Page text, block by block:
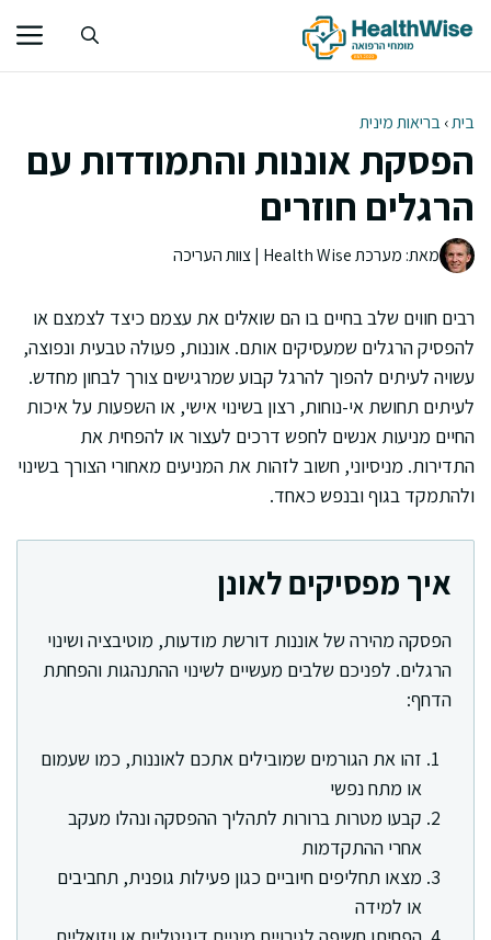
לתוכן
בית›בריאות מינית
הפסקת אוננות והתמודדות עם
הרגלים חוזרים
מאת: מערכת Health Wise | צוות העריכה
רבים חווים שלב בחיים בו הם שואלים את עצמם כיצד לצמצם או
להפסיק הרגלים שמעסיקים אותם. אוננות, פעולה טבעית ונפוצה,
עשויה לעיתים להפוך להרגל קבוע שמרגישים צורך לבחון מחדש.
לעיתים תחושת אי-נוחות, רצון בשינוי אישי, או השפעות על איכות
החיים מניעות אנשים לחפש דרכים לעצור או להפחית את
התדירות. מניסיוני, חשוב לזהות את המניעים מאחורי הצורך בשינוי
ולהתמקד בגוף ובנפש כאחד.
איך מפסיקים לאונן
הפסקה מהירה של אוננות דורשת מודעות, מוטיבציה ושינוי
הרגלים. לפניכם שלבים מעשיים לשינוי ההתנהגות והפחתת
הדחף:
זהו את הגורמים שמובילים אתכם לאוננות, כמו שעמום
או מתח נפשי
קבעו מטרות ברורות לתהליך ההפסקה ונהלו מעקב
אחרי ההתקדמות
מצאו תחליפים חיוביים כגון פעילות גופנית, תחביבים
או למידה